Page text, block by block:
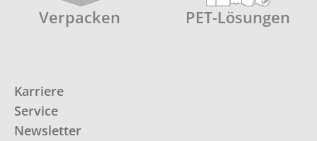
Verpacken PET-Lösungen
Karriere
Service
Newsletter